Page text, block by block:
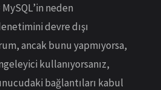
neden
devre dışı
ancak bunu yapmıyorsa,
kullanıyorsanız,
bağlantıları kabul